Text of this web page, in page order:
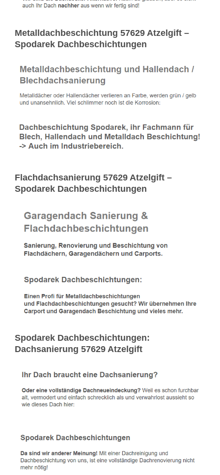
Metalldachbeschichtung 57629 Atzelgift –
Spodarek Dachbeschichtungen
Flachdachsanierung 57629 Atzelgift –
Spodarek Dachbeschichtungen
Spodarek Dachbeschichtungen:
Dachsanierung 57629 Atzelgift